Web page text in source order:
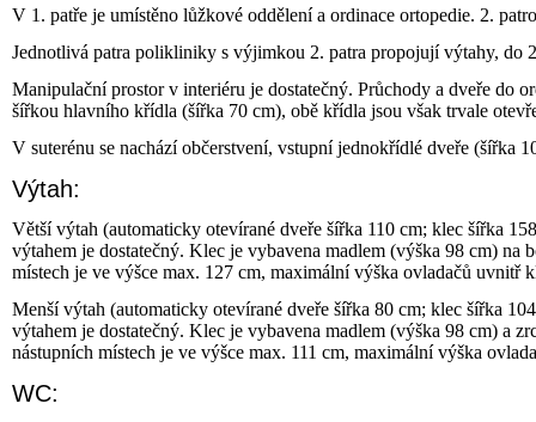
V 1. patře je umístěno lůžkové oddělení a ordinace ortopedie. 2.
Jednotlivá patra polikliniky s výjimkou 2. patra propojují výtahy, do
Manipulační prostor v interiéru je dostatečný. Průchody a dveře do
šířkou hlavního křídla (šířka 70 cm), obě křídla jsou však trvale
V suterénu se nachází občerstvení, vstupní jednokřídlé dveře (šířka
Výtah:
Větší výtah (automaticky otevírané dveře šířka 110 cm; klec šířka
výtahem je dostatečný. Klec je vybavena madlem (výška 98 cm) na
místech je ve výšce max. 127 cm, maximální výška ovladačů uvnitř
Menší výtah (automaticky otevírané dveře šířka 80 cm; klec šířka
výtahem je dostatečný. Klec je vybavena madlem (výška 98 cm) a
nástupních místech je ve výšce max. 111 cm, maximální výška
WC: